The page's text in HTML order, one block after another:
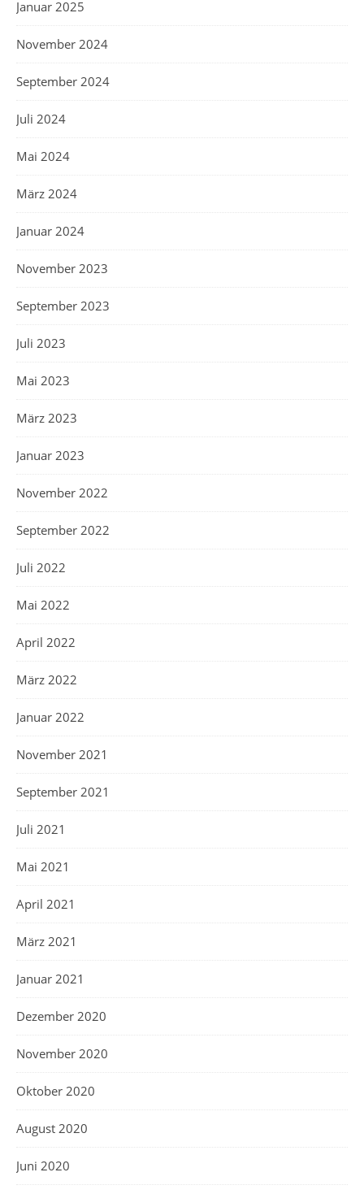
Januar 2025
November 2024
September 2024
Juli 2024
Mai 2024
März 2024
Januar 2024
November 2023
September 2023
Juli 2023
Mai 2023
März 2023
Januar 2023
November 2022
September 2022
Juli 2022
Mai 2022
April 2022
März 2022
Januar 2022
November 2021
September 2021
Juli 2021
Mai 2021
April 2021
März 2021
Januar 2021
Dezember 2020
November 2020
Oktober 2020
August 2020
Juni 2020